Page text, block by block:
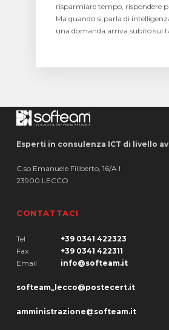
risparmiare tempo, rispondere
Ma quando si parla di
una domanda arriva subito sul
Esperti in consulenza ICT di livello
C.so Emanuele Filiberto, 16/A I
23900 LECCO
CONTATTACI
Tel
+39 0341 422323
Fax
+39 0341 422311
Email
info@softeam.it
softeam_lecco@postecert.it
amministrazione@softeam.it